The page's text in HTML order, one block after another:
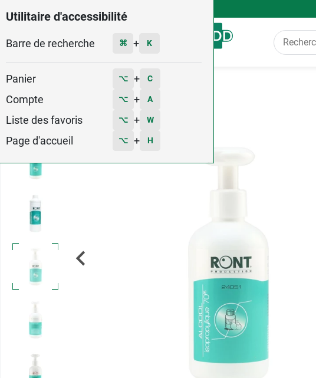
Utilitaire d'accessibilité
Barre de recherche ⌘ + K
Panier ⌥ + C
Compte ⌥ + A
Liste des favoris ⌥ + W
Page d'accueil ⌥ + H
Menu
9